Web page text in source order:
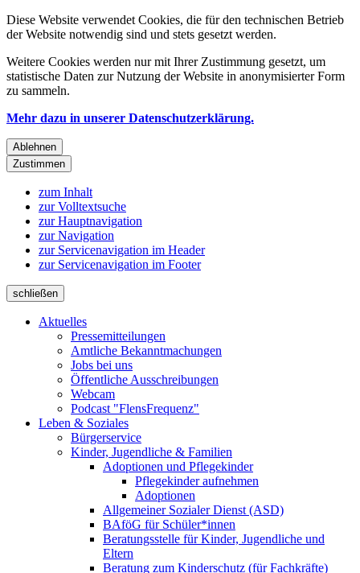
Diese Website verwendet Cookies, die für den technischen Betrieb
der Website notwendig sind und stets gesetzt werden.
Weitere Cookies werden nur mit Ihrer Zustimmung gesetzt, um
statistische Daten zur Nutzung der Website in anonymisierter Form
zu sammeln.
Mehr dazu in unserer Datenschutzerklärung.
Ablehnen
Zustimmen
zum Inhalt
zur Volltextsuche
zur Hauptnavigation
zur Navigation
zur Servicenavigation im Header
zur Servicenavigation im Footer
schließen
Aktuelles
Pressemitteilungen
Amtliche Bekanntmachungen
Jobs bei uns
Öffentliche Ausschreibungen
Webcam
Podcast "FlensFrequenz"
Leben & Soziales
Bürgerservice
Kinder, Jugendliche & Familien
Adoptionen und Pflegekinder
Pflegekinder aufnehmen
Adoptionen
Allgemeiner Sozialer Dienst (ASD)
BAföG für Schüler*innen
Beratungsstelle für Kinder, Jugendliche und
Eltern
Beratung zum Kinderschutz (für Fachkräfte)